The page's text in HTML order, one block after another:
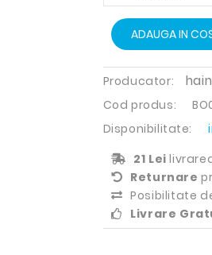
ADAUGA IN
Producator:
Cod produs:
Disponibilitate:
21 Lei
Returnare
Posibilitate
Livrare